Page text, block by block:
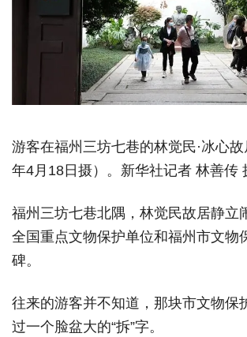
游客在福州三坊七巷的林觉民·冰心
年4月18日摄）。新华社记者 林善传
福州三坊七巷北隅，林觉民故居静立
全国重点文物保护单位和福州市文物
碑。
往来的游客并不知道，那块市文物保
过一个脸盆大的“拆”字。